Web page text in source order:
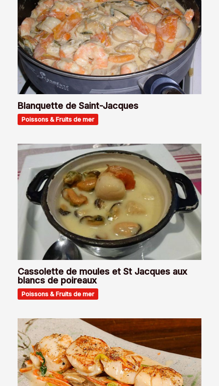
Blanquette de Saint-Jacques
Poissons & Fruits de mer
Cassolette de moules et St Jacques aux
blancs de poireaux
Poissons & Fruits de mer